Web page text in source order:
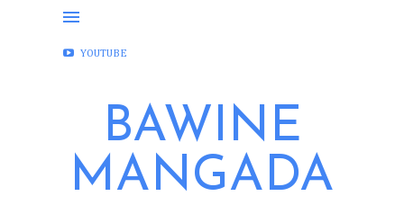
FACEBOOK
YOUTUBE
BAWINE
MANGADA